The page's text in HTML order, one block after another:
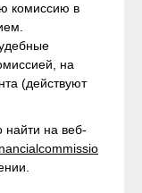
комиссию в
на
(действуют
на веб-